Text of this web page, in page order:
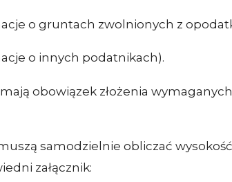
o gruntach zwolnionych z
o innych podatnikach).
mają obowiązek złożenia
samodzielnie obliczać
załącznik: